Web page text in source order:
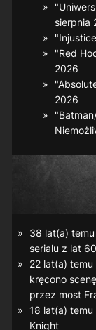
sierpnia
"Red
2026
2026
38 lat(a)
serialu z lat 60
22 lat(a) temu
kręcono
przez most
18 lat(a) temu
Knight